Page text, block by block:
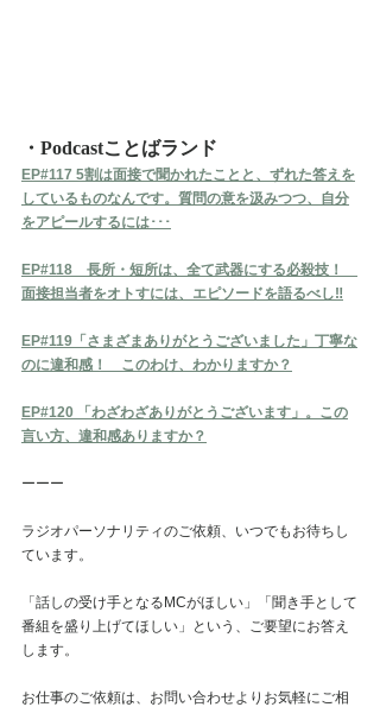
・Podcastことばランド
EP#117 5割は面接で聞かれたことと、ずれた答えを
しているものなんです。質問の意を汲みつつ、自分
をアピールするには･･･
EP#118　長所・短所は、全て武器にする必殺技！
面接担当者をオトすには、エピソードを語るべし‼︎
EP#119「さまざまありがとうございました」丁寧な
のに違和感！　このわけ、わかりますか？
EP#120 「わざわざありがとうございます」。この
言い方、違和感ありますか？
ーーー
ラジオパーソナリティのご依頼、いつでもお待ちし
ています。
「話しの受け手となるMCがほしい」「聞き手として
番組を盛り上げてほしい」という、ご要望にお答え
します。
お仕事のご依頼は、お問い合わせよりお気軽にご相